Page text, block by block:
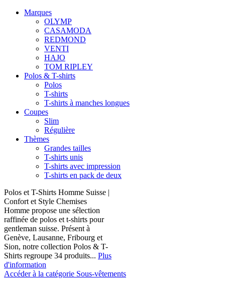
Marques
OLYMP
CASAMODA
REDMOND
VENTI
HAJO
TOM RIPLEY
Polos & T-shirts
Polos
T-shirts
T-shirts à manches longues
Coupes
Slim
Régulière
Thèmes
Grandes tailles
T-shirts unis
T-shirts avec impression
T-shirts en pack de deux
Polos et T-Shirts Homme Suisse |
Confort et Style Chemises
Homme propose une sélection
raffinée de polos et t-shirts pour
gentleman suisse. Présent à
Genève, Lausanne, Fribourg et
Sion, notre collection Polos & T-
Shirts regroupe 34 produits... Plus
d'information
Accéder à la catégorie Sous-vêtements